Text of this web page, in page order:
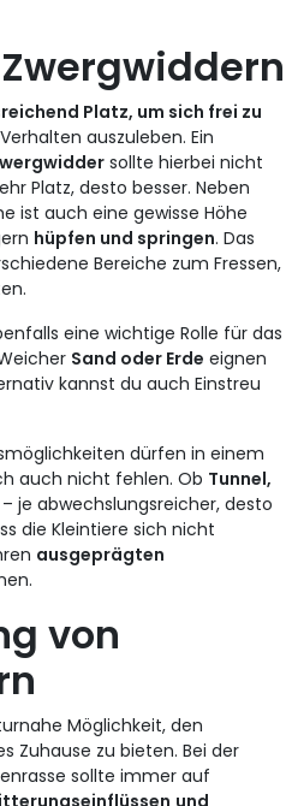
Platz, um sich frei zu
auszuleben. Ein
sollte hierbei nicht
Platz, desto besser. Neben
ist auch eine gewisse Höhe
hüpfen und springen. Das
Bereiche zum Fressen,
eine wichtige Rolle für das
Sand oder Erde eignen
kannst du auch Einstreu
dürfen in einem
auch nicht fehlen. Ob Tunnel,
– je abwechslungsreicher, desto
die Kleintiere sich nicht
ausgeprägten
von
Möglichkeit, den
Zuhause zu bieten. Bei der
sollte immer auf
und